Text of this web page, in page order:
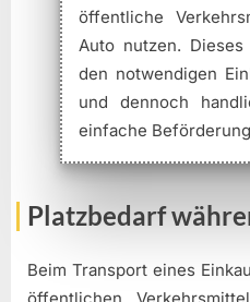
öffentliche
Auto nutzen.
den notwendigen
und dennoch
einfache
Platzbedarf
Beim Transport eines